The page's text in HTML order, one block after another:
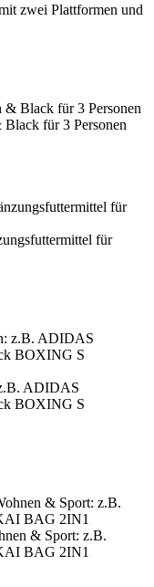
zwei Plattformen und
für 3 Personen
für
ADIDAS
BOXING S
& Sport: z.B.
BAG 2IN1